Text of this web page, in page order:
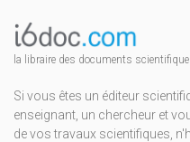
la libraire des documents
Si vous êtes un éditeur
enseignant, un chercheur et
de vos travaux scientifiques,